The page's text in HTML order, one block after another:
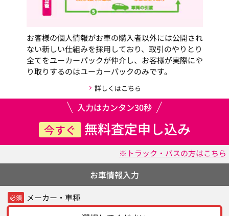
お客様の個人情報がお車の購入者以外には公開され
ない新しい仕組みを採用しており、取引のやりとり
全てをユーカーパックが仲介し、お客様が実際にや
り取りするのはユーカーパックのみです。
詳しくはこちら
入力はカンタン30秒
今すぐ 無料査定申し込み
※トラック・バスの方はこちら
お車情報入力
必須 メーカー・車種